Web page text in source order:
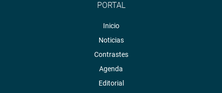
PORTAL
Inicio
Noticias
Contrastes
Agenda
Editorial